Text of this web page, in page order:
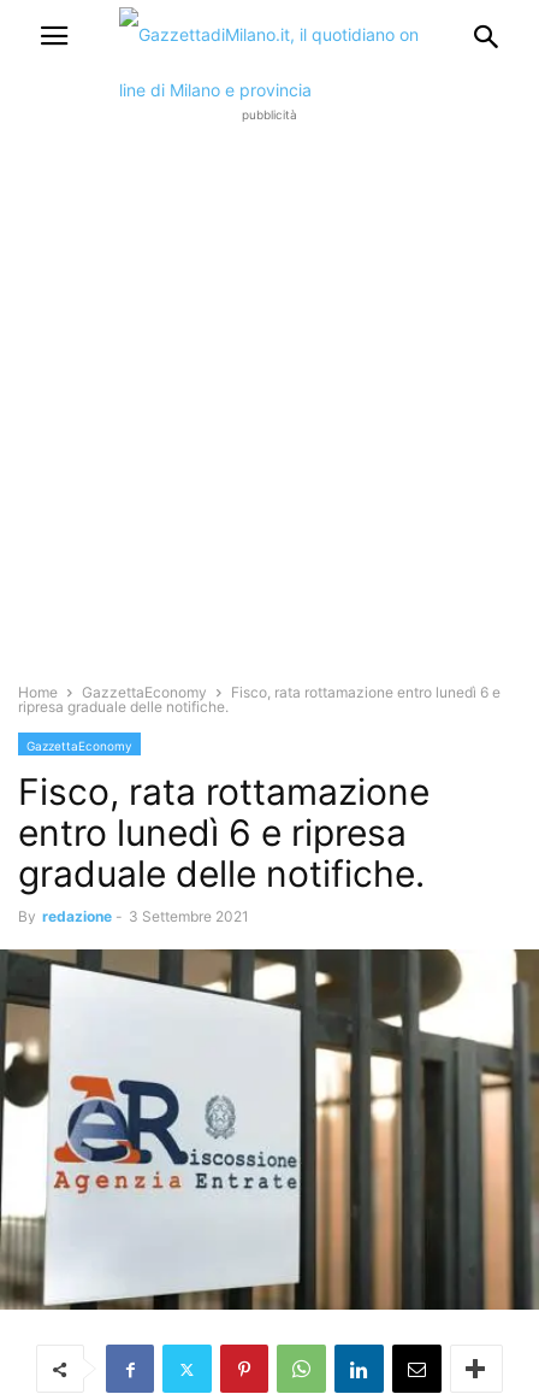
pubblicità
Home GazzettaEconomy
Fisco, rata rottamazione entro lunedì 6 e
ripresa graduale delle notifiche.
GazzettaEconomy
Fisco, rata rottamazione
entro lunedì 6 e ripresa
graduale delle notifiche.
By redazione - 3 Settembre 2021